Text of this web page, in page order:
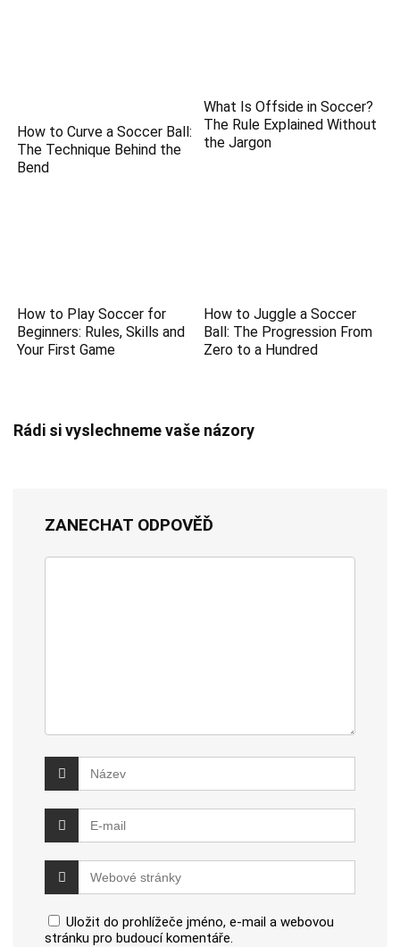
How to Curve a Soccer Ball:
The Technique Behind the
Bend
What Is Offside in Soccer?
The Rule Explained Without
the Jargon
How to Play Soccer for
Beginners: Rules, Skills and
Your First Game
How to Juggle a Soccer
Ball: The Progression From
Zero to a Hundred
Rádi si vyslechneme vaše názory
ZANECHAT ODPOVĚĎ
Uložit do prohlížeče jméno, e-mail a webovou
stránku pro budoucí komentáře.